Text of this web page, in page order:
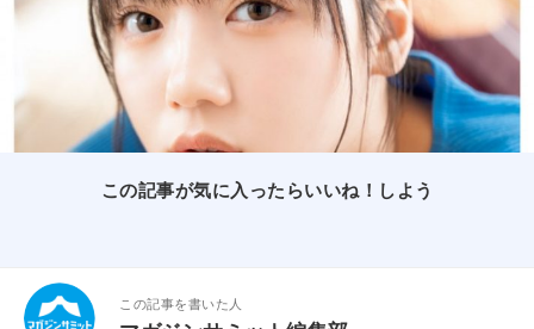
この記事が気に入ったらいいね！しよう
この記事を書いた人